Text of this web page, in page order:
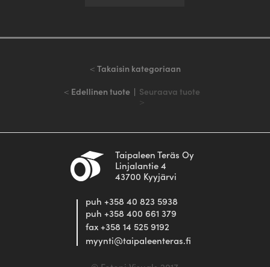
< Takaisin kategoriaan
< Edellinen tuote | Seuraava tuote
>
Taipaleen Teräs Oy
Linjalantie 4
43700 Kyyjärvi
puh +358 40 823 5938
puh +358 400 661 379
fax +358 14 525 9192
myynti@taipaleenteras.fi